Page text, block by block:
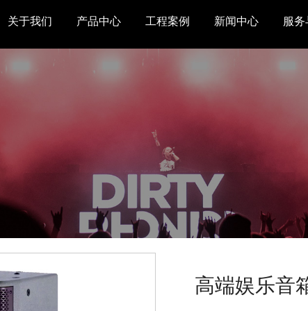
关于我们 产品中心 工程案例 新闻中心 服务
高端娱乐音